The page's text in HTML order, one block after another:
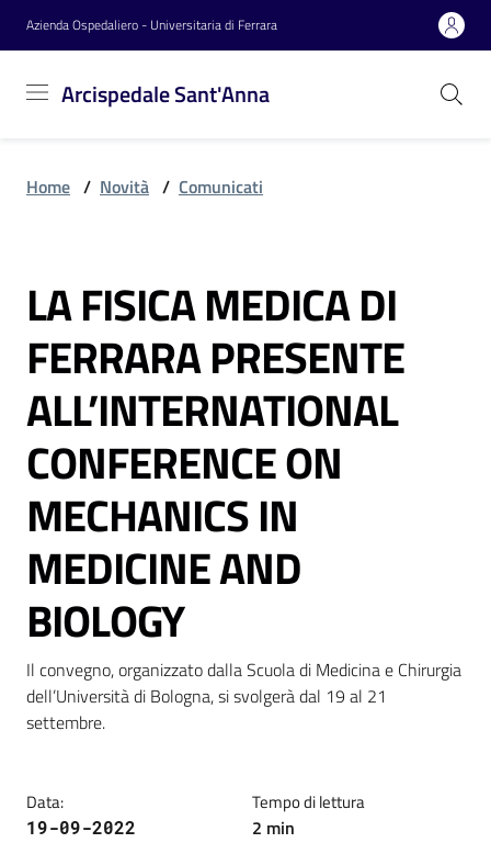
Vai al contenuto
Vai alla navigazione
Vai al footer
Azienda Ospedaliero - Universitaria di Ferrara
Arcispedale Sant'Anna
Sant'Anna
Azienda
Servizi
Reparti
Novità
C
a
r
t
a
e
i
S
Home / Novità / Comunicati
Salta al contenuto
LA FISICA MEDICA DI
FERRARA PRESENTE
ALL’INTERNATIONAL
CONFERENCE ON
MECHANICS IN
MEDICINE AND
BIOLOGY
Il convegno, organizzato dalla Scuola di Medicina e Chirurgia
dell’Università di Bologna, si svolgerà dal 19 al 21
settembre.
Data:
19-09-2022
Tempo di lettura
2 min